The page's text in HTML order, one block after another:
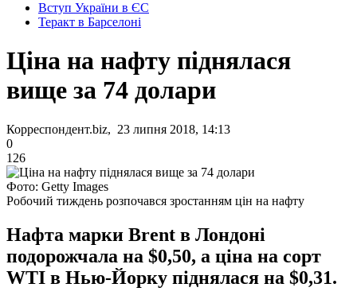
Вступ України в ЄС
Теракт в Барселоні
Ціна на нафту піднялася
вище за 74 долари
Корреспондент.biz, 23 липня 2018, 14:13
0
126
Фото: Getty Images
Робочий тиждень розпочався зростанням цін на нафту
Нафта марки Brent в Лондоні
подорожчала на $0,50, а ціна на сорт
WTI в Нью-Йорку піднялася на $0,31.